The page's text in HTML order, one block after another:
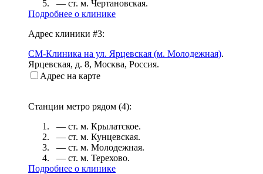
— ст. м. Чертановская.
Подробнее о клинике
Адрес клиники #3:
СМ-Клиника на ул. Ярцевская (м. Молодежная).
Ярцевская, д. 8, Москва, Россия.
Адрес на карте
Станции метро рядом (4):
— ст. м. Крылатское.
— ст. м. Кунцевская.
— ст. м. Молодежная.
— ст. м. Терехово.
Подробнее о клинике